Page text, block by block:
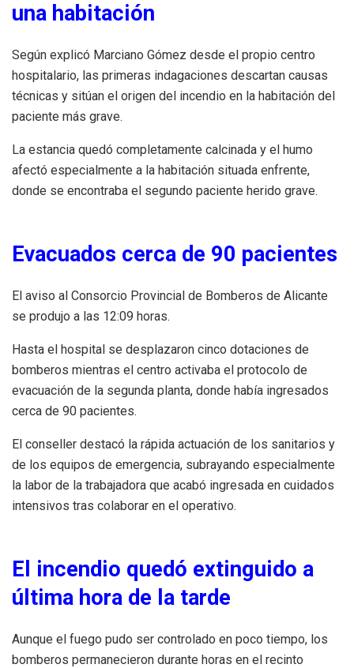
una habitación
Según explicó Marciano Gómez desde el propio centro
hospitalario, las primeras indagaciones descartan causas
técnicas y sitúan el origen del incendio en la habitación del
paciente más grave.
La estancia quedó completamente calcinada y el humo
afectó especialmente a la habitación situada enfrente,
donde se encontraba el segundo paciente herido grave.
Evacuados cerca de 90 pacientes
El aviso al Consorcio Provincial de Bomberos de Alicante
se produjo a las 12:09 horas.
Hasta el hospital se desplazaron cinco dotaciones de
bomberos mientras el centro activaba el protocolo de
evacuación de la segunda planta, donde había ingresados
cerca de 90 pacientes.
El conseller destacó la rápida actuación de los sanitarios y
de los equipos de emergencia, subrayando especialmente
la labor de la trabajadora que acabó ingresada en cuidados
intensivos tras colaborar en el operativo.
El incendio quedó extinguido a
última hora de la tarde
Aunque el fuego pudo ser controlado en poco tiempo, los
bomberos permanecieron durante horas en el recinto